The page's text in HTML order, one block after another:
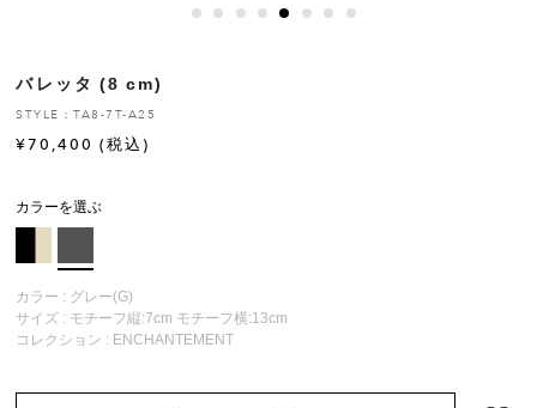
お修理について
バレッタ (8 cm)
STYLE：TA8-7T-A25
¥70,400 (税込)
カラーを選ぶ
カラー : グレー(G)
サイズ : モチーフ縦:7cm モチーフ横:13cm
コレクション : ENCHANTEMENT